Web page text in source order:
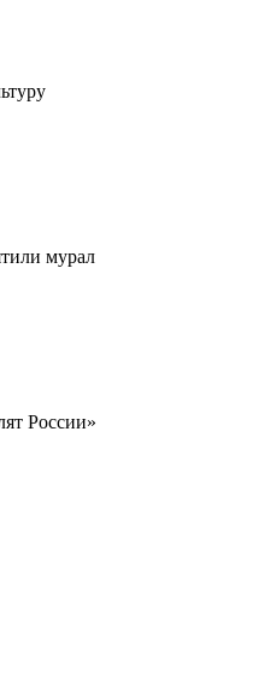
мурал
России»